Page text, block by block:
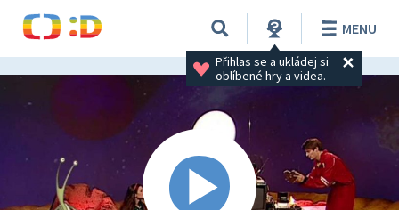
Přihlas se a ukládej si
oblíbené hry a videa.
MENU